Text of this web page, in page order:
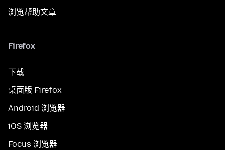
浏览帮助文章
Firefox
下载
桌面版 Firefox
Android 浏览器
iOS 浏览器
Focus 浏览器